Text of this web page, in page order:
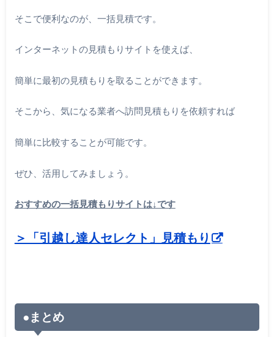
そこで便利なのが、一括見積です。
インターネットの見積もりサイトを使えば、
簡単に最初の見積もりを取ることができます。
そこから、気になる業者へ訪問見積もりを依頼すれば
簡単に比較することが可能です。
ぜひ、活用してみましょう。
おすすめの一括見積もりサイトは↓です
＞「引越し達人セレクト」見積もり
●まとめ